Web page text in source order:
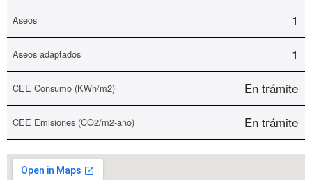
Aseos 1
Aseos adaptados 1
CEE Consumo (KWh/m2) En trámite
CEE Emisiones (CO2/m2-año) En trámite